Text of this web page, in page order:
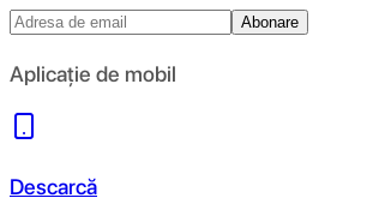
Abonare
Aplicație de mobil
Descarcă